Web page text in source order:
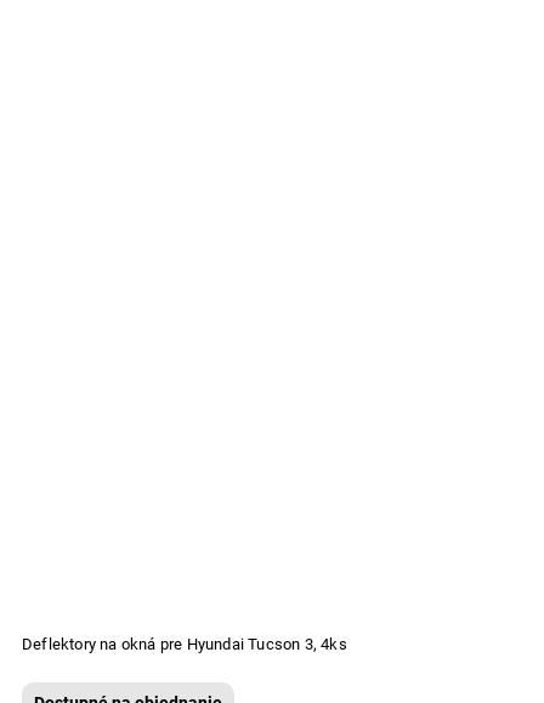
Deflektory na okná pre Hyundai Tucson 3, 4ks